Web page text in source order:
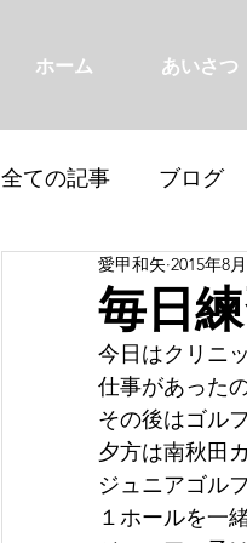
ホーム あいさつ
全ての記事 ブログ
毎日
愛甲和矢 2015年8
今日はクリニ
仕事があった
その後はゴル
夕方は南秋田
ジュニアゴル
１ホールを一